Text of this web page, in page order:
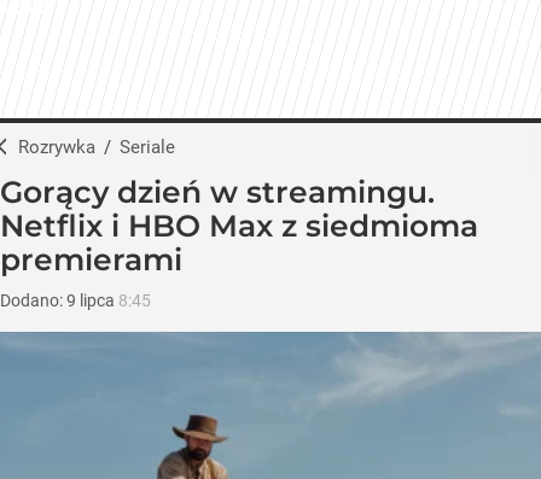
Rozrywka / Seriale
Gorący dzień w streamingu.
Netflix i HBO Max z siedmioma
premierami
Dodano:9 lipca 8:45